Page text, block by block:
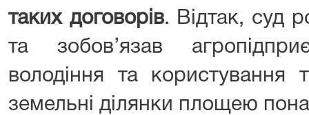
таких договорів. Відтак, суд
та зобов’язав
володіння та користування
земельні ділянки площею